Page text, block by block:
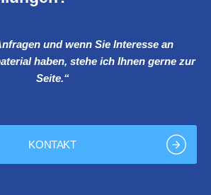
und wenn Sie Interesse an
haben, stehe ich Ihnen gerne zur
Seite.“
KONTAKT